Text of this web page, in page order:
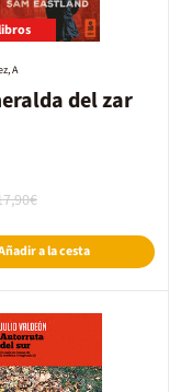
del zar
A
a la cesta